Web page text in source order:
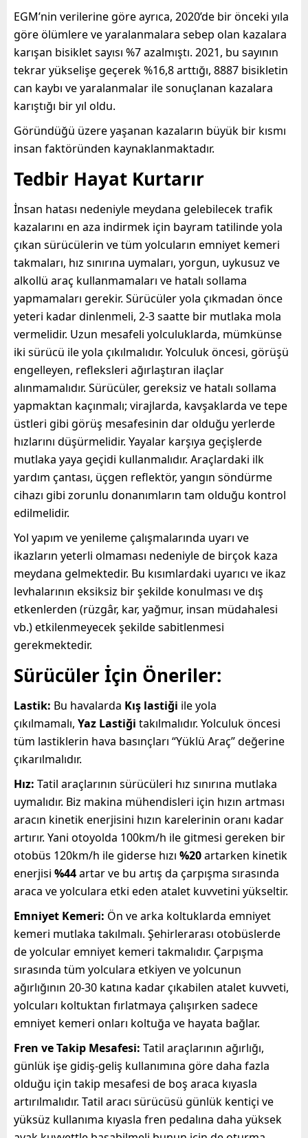
EGM’nin verilerine göre ayrıca, 2020’de bir önceki yıla
göre ölümlere ve yaralanmalara sebep olan kazalara
karışan bisiklet sayısı %7 azalmıştı. 2021, bu sayının
tekrar yükselişe geçerek %16,8 arttığı, 8887 bisikletin
can kaybı ve yaralanmalar ile sonuçlanan kazalara
karıştığı bir yıl oldu.
Göründüğü üzere yaşanan kazaların büyük bir kısmı
insan faktöründen kaynaklanmaktadır.
Tedbir Hayat Kurtarır
İnsan hatası nedeniyle meydana gelebilecek trafik
kazalarını en aza indirmek için bayram tatilinde yola
çıkan sürücülerin ve tüm yolcuların emniyet kemeri
takmaları, hız sınırına uymaları, yorgun, uykusuz ve
alkollü araç kullanmamaları ve hatalı sollama
yapmamaları gerekir. Sürücüler yola çıkmadan önce
yeteri kadar dinlenmeli, 2-3 saatte bir mutlaka mola
vermelidir. Uzun mesafeli yolculuklarda, mümkünse
iki sürücü ile yola çıkılmalıdır. Yolculuk öncesi, görüşü
engelleyen, refleksleri ağırlaştıran ilaçlar
alınmamalıdır. Sürücüler, gereksiz ve hatalı sollama
yapmaktan kaçınmalı; virajlarda, kavşaklarda ve tepe
üstleri gibi görüş mesafesinin dar olduğu yerlerde
hızlarını düşürmelidir. Yayalar karşıya geçişlerde
mutlaka yaya geçidi kullanmalıdır. Araçlardaki ilk
yardım çantası, üçgen reflektör, yangın söndürme
cihazı gibi zorunlu donanımların tam olduğu kontrol
edilmelidir.
Yol yapım ve yenileme çalışmalarında uyarı ve
ikazların yeterli olmaması nedeniyle de birçok kaza
meydana gelmektedir. Bu kısımlardaki uyarıcı ve ikaz
levhalarının eksiksiz bir şekilde konulması ve dış
etkenlerden (rüzgâr, kar, yağmur, insan müdahalesi
vb.) etkilenmeyecek şekilde sabitlenmesi
gerekmektedir.
Sürücüler İçin Öneriler:
Lastik: Bu havalarda Kış lastiği ile yola
çıkılmamalı, Yaz Lastiği takılmalıdır. Yolculuk öncesi
tüm lastiklerin hava basınçları “Yüklü Araç” değerine
çıkarılmalıdır.
Hız: Tatil araçlarının sürücüleri hız sınırına mutlaka
uymalıdır. Biz makina mühendisleri için hızın artması
aracın kinetik enerjisini hızın karelerinin oranı kadar
artırır. Yani otoyolda 100km/h ile gitmesi gereken bir
otobüs 120km/h ile giderse hızı %20artarken kinetik
enerjisi %44artar ve bu artış da çarpışma sırasında
araca ve yolculara etki eden atalet kuvvetini yükseltir.
Emniyet Kemeri: Ön ve arka koltuklarda emniyet
kemeri mutlaka takılmalı. Şehirlerarası otobüslerde
de yolcular emniyet kemeri takmalıdır. Çarpışma
sırasında tüm yolculara etkiyen ve yolcunun
ağırlığının 20-30 katına kadar çıkabilen atalet kuvveti,
yolcuları koltuktan fırlatmaya çalışırken sadece
emniyet kemeri onları koltuğa ve hayata bağlar.
Fren ve Takip Mesafesi: Tatil araçlarının ağırlığı,
günlük işe gidiş-geliş kullanımına göre daha fazla
olduğu için takip mesafesi de boş araca kıyasla
artırılmalıdır. Tatil aracı sürücüsü günlük kentiçi ve
yüksüz kullanıma kıyasla fren pedalına daha yüksek